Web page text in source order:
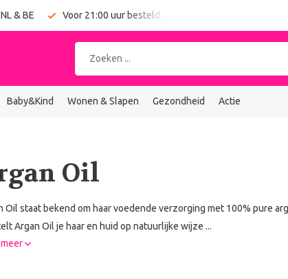
& BE Voor 21:00 uur besteld = vandaag verzonden
Baby&Kind Wonen & Slapen Gezondheid Actie
Oil
Oil staat bekend om haar voedende verzorging met 100% pure
Argan Oil je haar en huid op natuurlijke wijze ...